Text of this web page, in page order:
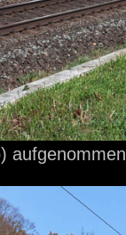
aufgenommen